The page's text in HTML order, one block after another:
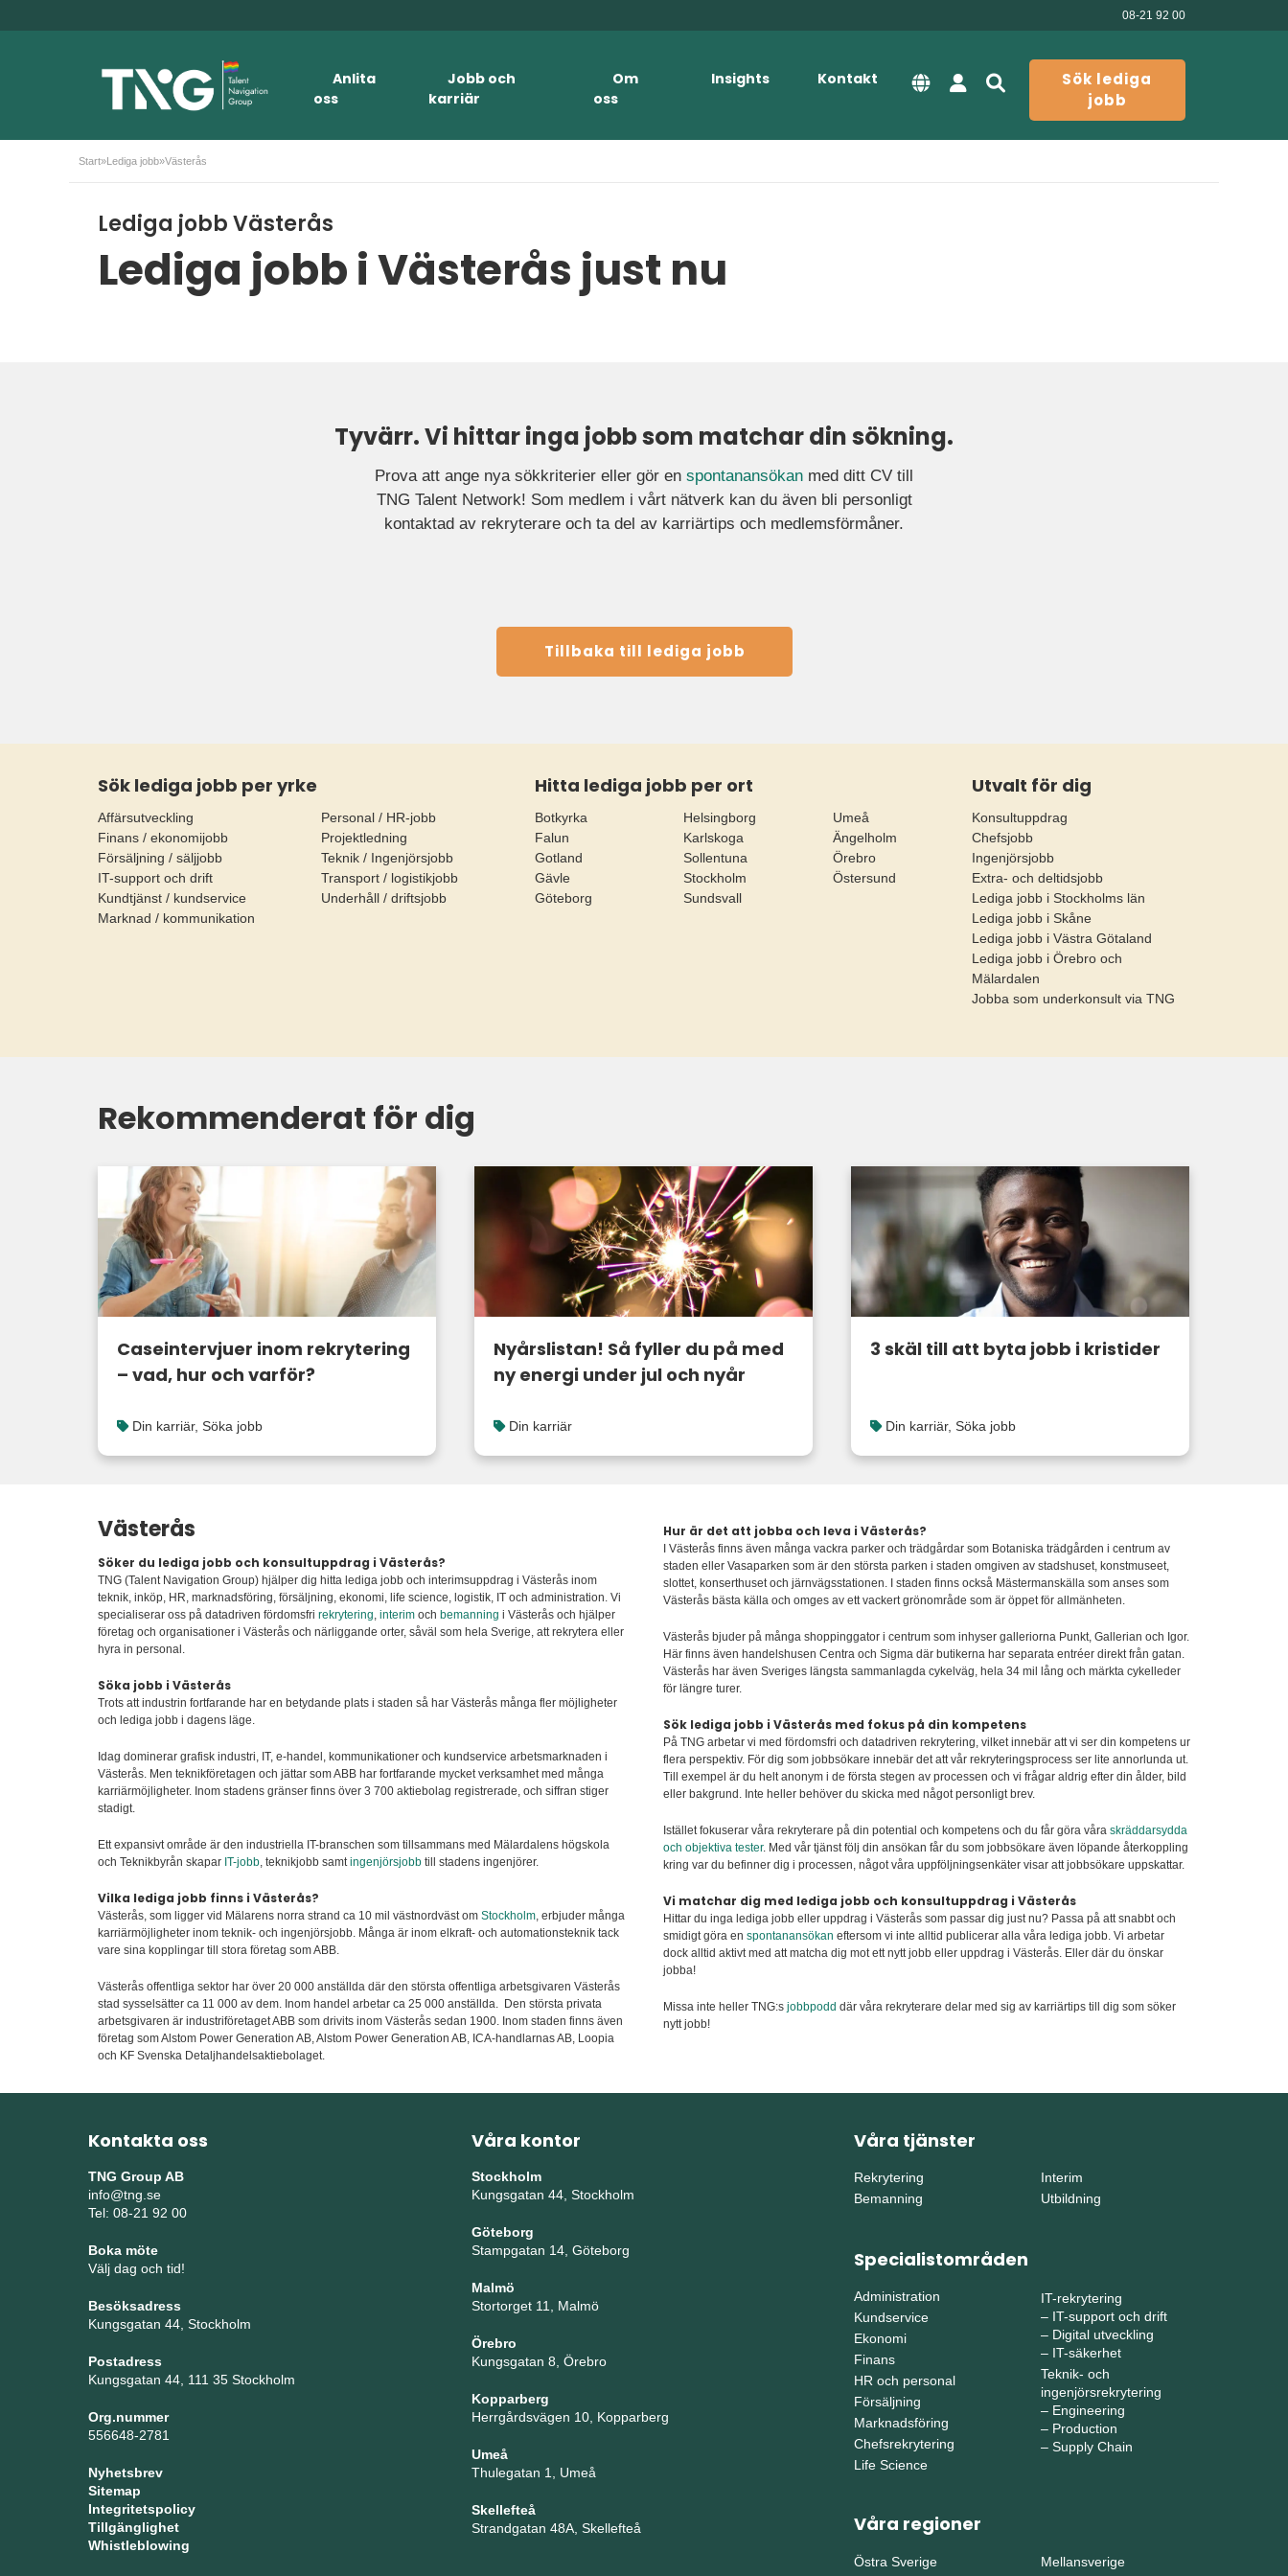
08-21 92 00
Anlita
oss
Jobb och
karriär
Om
oss
Insights Kontakt
Sök lediga
jobb
Start»Lediga jobb»Västerås
Lediga jobb Västerås
Lediga jobb i Västerås just nu
Tyvärr. Vi hittar inga jobb som matchar din sökning.
Prova att ange nya sökkriterier eller gör en spontanansökan med ditt CV till
TNG Talent Network! Som medlem i vårt nätverk kan du även bli personligt
kontaktad av rekryterare och ta del av karriärtips och medlemsförmåner.
Tillbaka till lediga jobb
Sök lediga jobb per yrke
Affärsutveckling
Finans / ekonomijobb
Försäljning / säljjobb
IT-support och drift
Kundtjänst / kundservice
Marknad / kommunikation
Personal / HR-jobb
Projektledning
Teknik / Ingenjörsjobb
Transport / logistikjobb
Underhåll / driftsjobb
Hitta lediga jobb per ort
Botkyrka
Falun
Gotland
Gävle
Göteborg
Helsingborg
Karlskoga
Sollentuna
Stockholm
Sundsvall
Umeå
Ängelholm
Örebro
Östersund
Utvalt för dig
Konsultuppdrag
Chefsjobb
Ingenjörsjobb
Extra- och deltidsjobb
Lediga jobb i Stockholms län
Lediga jobb i Skåne
Lediga jobb i Västra Götaland
Lediga jobb i Örebro och
Mälardalen
Jobba som underkonsult via TNG
Rekommenderat för dig
Caseintervjuer inom rekrytering
– vad, hur och varför?
Din karriär, Söka jobb
Nyårslistan! Så fyller du på med
ny energi under jul och nyår
Din karriär
3 skäl till att byta jobb i kristider
Din karriär, Söka jobb
Västerås
Söker du lediga jobb och konsultuppdrag i Västerås?
TNG (Talent Navigation Group) hjälper dig hitta lediga jobb och interimsuppdrag i Västerås inom
teknik, inköp, HR, marknadsföring, försäljning, ekonomi, life science, logistik, IT och administration. Vi
specialiserar oss på datadriven fördomsfri rekrytering, interim och bemanning i Västerås och hjälper
företag och organisationer i Västerås och närliggande orter, såväl som hela Sverige, att rekrytera eller
hyra in personal.
Söka jobb i Västerås
Trots att industrin fortfarande har en betydande plats i staden så har Västerås många fler möjligheter
och lediga jobb i dagens läge.
Idag dominerar grafisk industri, IT, e-handel, kommunikationer och kundservice arbetsmarknaden i
Västerås. Men teknikföretagen och jättar som ABB har fortfarande mycket verksamhet med många
karriärmöjligheter. Inom stadens gränser finns över 3 700 aktiebolag registrerade, och siffran stiger
stadigt.
Ett expansivt område är den industriella IT-branschen som tillsammans med Mälardalens högskola
och Teknikbyrån skapar IT-jobb, teknikjobb samtingenjörsjobb till stadens ingenjörer.
Vilka lediga jobb finns i Västerås?
Västerås, som ligger vid Mälarens norra strand ca 10 mil västnordväst om Stockholm, erbjuder många
karriärmöjligheter inom teknik- och ingenjörsjobb. Många är inom elkraft- och automationsteknik tack
vare sina kopplingar till stora företag som ABB.
Västerås offentliga sektor har över 20 000 anställda där den största offentliga arbetsgivaren Västerås
stad sysselsätter ca 11 000 av dem. Inom handel arbetar ca 25 000 anställda. Den största privata
arbetsgivaren är industriföretaget ABB som drivits inom Västerås sedan 1900. Inom staden finns även
företag som Alstom Power Generation AB, Alstom Power Generation AB, ICA-handlarnas AB, Loopia
och KF Svenska Detaljhandelsaktiebolaget.
Hur är det att jobba och leva i Västerås?
I Västerås finns även många vackra parker och trädgårdar som Botaniska trädgården i centrum av
staden eller Vasaparken som är den största parken i staden omgiven av stadshuset, konstmuseet,
slottet, konserthuset och järnvägsstationen. I staden finns också Mästermanskälla som anses som
Västerås bästa källa och omges av ett vackert grönområde som är öppet för allmänheten.
Västerås bjuder på många shoppinggator i centrum som inhyser galleriorna Punkt, Gallerian och Igor.
Här finns även handelshusen Centra och Sigma där butikerna har separata entréer direkt från gatan.
Västerås har även Sveriges längsta sammanlagda cykelväg, hela 34 mil lång och märkta cykelleder
för längre turer.
Sök lediga jobb i Västerås med fokus på din kompetens
På TNG arbetar vi med fördomsfri och datadriven rekrytering, vilket innebär att vi ser din kompetens ur
flera perspektiv. För dig som jobbsökare innebär det att vår rekryteringsprocess ser lite annorlunda ut.
Till exempel är du helt anonym i de första stegen av processen och vi frågar aldrig efter din ålder, bild
eller bakgrund. Inte heller behöver du skicka med något personligt brev.
Istället fokuserar våra rekryterare på din potential och kompetens och du får göra våra skräddarsydda
och objektiva tester. Med vår tjänst följ din ansökan får du som jobbsökare även löpande återkoppling
kring var du befinner dig i processen, något våra uppföljningsenkäter visar att jobbsökare uppskattar.
Vi matchar dig med lediga jobb och konsultuppdrag i Västerås
Hittar du inga lediga jobb eller uppdrag i Västerås som passar dig just nu? Passa på att snabbt och
smidigt göra en spontanansökan eftersom vi inte alltid publicerar alla våra lediga jobb. Vi arbetar
dock alltid aktivt med att matcha dig mot ett nytt jobb eller uppdrag i Västerås. Eller där du önskar
jobba!
Missa inte heller TNG:s jobbpodd där våra rekryterare delar med sig av karriärtips till dig som söker
nytt jobb!
Kontakta oss
TNG Group AB
info@tng.se
Tel: 08-21 92 00
Boka möte
Välj dag och tid!
Besöksadress
Kungsgatan 44, Stockholm
Postadress
Kungsgatan 44, 111 35 Stockholm
Org.nummer
556648-2781
Nyhetsbrev
Sitemap
Integritetspolicy
Tillgänglighet
Whistleblowing
Våra kontor
Stockholm
Kungsgatan 44, Stockholm
Göteborg
Stampgatan 14, Göteborg
Malmö
Stortorget 11, Malmö
Örebro
Kungsgatan 8, Örebro
Kopparberg
Herrgårdsvägen 10, Kopparberg
Umeå
Thulegatan 1, Umeå
Skellefteå
Strandgatan 48A, Skellefteå
Våra tjänster
Rekrytering
Bemanning
Interim
Utbildning
Specialistområden
Administration
Kundservice
Ekonomi
Finans
HR och personal
Försäljning
Marknadsföring
Chefsrekrytering
Life Science
IT-rekrytering
– IT-support och drift
– Digital utveckling
– IT-säkerhet
Teknik- och
ingenjörsrekrytering
– Engineering
– Production
– Supply Chain
Våra regioner
Östra Sverige
Mellansverige